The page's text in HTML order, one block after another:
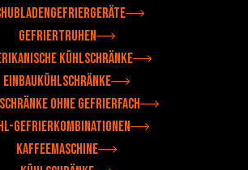
Gefriertruhen
Kühlschränke
Einbaukühlschränke
ohne Gefrierfach
Gefrierkombinationen
Kaffeemaschine